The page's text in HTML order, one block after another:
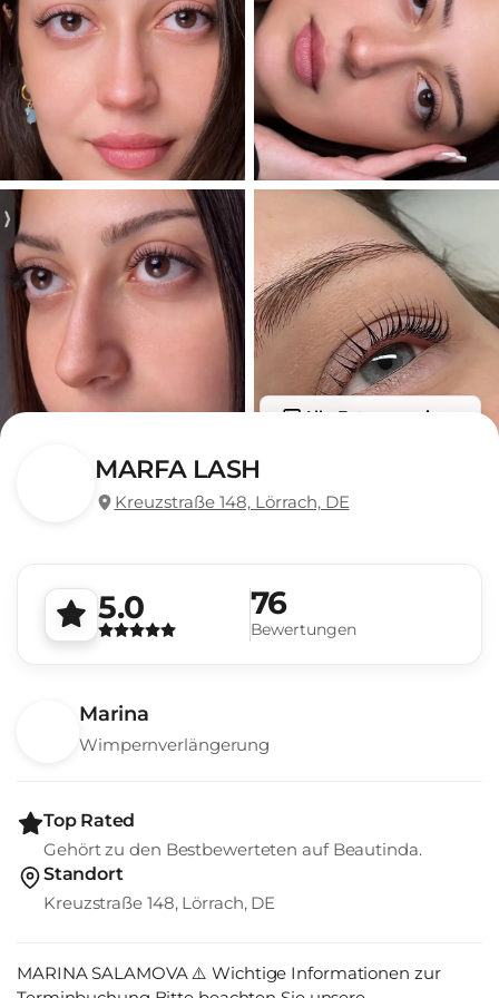
Alle Fotos anzeigen
MARFA LASH
Kreuzstraße 148, Lörrach, DE
5.0 76
Bewertungen
Marina
Wimpernverlängerung
Top Rated
Gehört zu den Bestbewerteten auf Beautinda.
Standort
Kreuzstraße 148, Lörrach, DE
MARINA SALAMOVA ⚠️ Wichtige Informationen zur